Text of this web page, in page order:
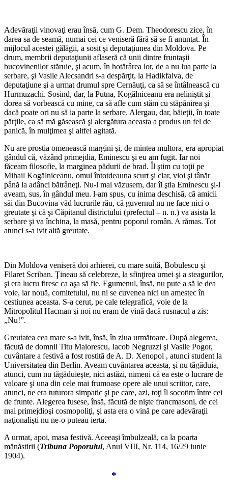
Adevăraţii vinovaţi erau însă, cum G. Dem. Theodorescu zice, în
darea sa de seamă, numai cei ce veniseră fără să se fi anunţat. În
mijlocul acestei gălăgii, a sosit şi deputaţiunea din Moldova. Pe
drum, membrii deputaţiunii aflaseră că unii dintre fruntaşii
bucovinenilor stăruie, şi acum, în hotărârea lor, de a nu lua parte la
serbare, şi Vasile Alecsandri s-a despărţit, la Hadikfalva, de
deputaţiune şi a urmat drumul spre Cernăuţi, ca să se întâlnească cu
Hurmuzachi. Sosind, dar, la Putna, Kogălniceanu era nelini­ştit şi
dorea să vorbească cu mine, ca să afle cum stăm cu stăpânirea şi
dacă poate ori nu să ia parte la serbare. Alergau, dar, băieţii, în toate
părţile, ca să mă găsească şi alergătura aceasta a produs un fel de
panică, în mulţimea şi altfel agitată.
Nu are prostia omenească margini şi, de mintea multora, era apropiat
gândul că, văzând primejdia, Eminescu şi eu am fugit. Iar noi
făceam filosofie, la marginea pădurii de brad. Îl ştim cu toţii pe
Mihail Kogălniceanu, omul întotdeauna scurt şi clar, vioi şi tânăr
până la adânci bătrâneţi. Nu-l mai văzusem, dar îl ştia Eminescu şi-l
aveam, sus, în gândul meu. l-am spus, cu inima deschisă, că amicii
săi din Bucovina văd lucrurile rău, că guvernul nu ne face nici o
greutate şi că şi Căpitanul districtului (prefectul – n. n.) va asista la
serbare şi va închina, la masă, pentru poporul român. A rămas. Tot
atunci s-a ivit altă greutate.
Din Moldova veniseră doi arhierei, cu mare suită, Bobulescu şi
Filaret Scriban. Ţineau să celebreze, la sfinţirea urnei şi a steagurilor,
şi era lucru firesc ca aşa să fie. Egumenul, însă, nu pute a să le dea
voie, iar nouă, comitetului, nu ni se cuvenea nici un amestec în
cestiunea aceasta. S-a cerut, pe cale telegrafică, voie de la
Mitropolitul Hacman şi noi nu eram de vină dacă rusnacul a zis:
„Nu!”.
Greutatea cea mare s-a ivit, însă, în ziua următoare. După alegerea,
făcută de domnii Titu Maiorescu, Iacob Negruzzi şi Vasile Pogor,
cuvântare a festivă a fost rostită de A. D. Xenopol , atunci student la
Universitatea din Berlin. Aveam cuvântarea aceasta, şi nu tăgăduia,
atunci, cum nu tăgăduieşte, nici astăzi, nimeni că ea este o lucrare de
valoare şi una din cele mai frumoase opere ale unui scriitor, care,
atunci, ne era tuturora simpatic şi pe care, azi, toţi îl socotim între cei
de frunte. Alegerea fusese, însă, făcută de nişte francmasoni, de cei
mai primejdioşi cosmopoliţi, şi asta era o vină pe care adevăraţii
naţionalişti nu ne-o puteau ierta.
A urmat, apoi, masa festivă. Aceeaşi îmbulzeală, ca la poarta
mănăstirii (Tribuna Poporului, Anul VIII, Nr. 114, 16/29 iunie
1904).
*